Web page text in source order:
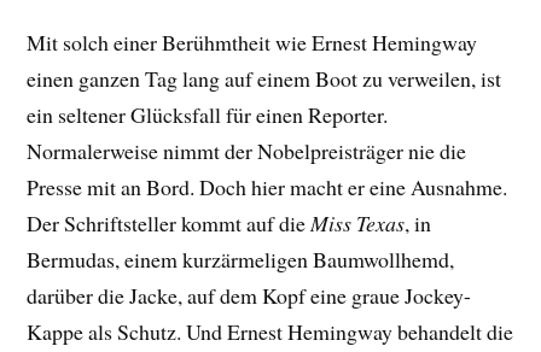
Mit solch einer Berühmtheit wie Ernest Hemingway
einen ganzen Tag lang auf einem Boot zu verweilen, ist
ein seltener Glücksfall für einen Reporter.
Normalerweise nimmt der Nobelpreisträger nie die
Presse mit an Bord. Doch hier macht er eine Ausnahme.
Der Schriftsteller kommt auf dieMiss Texas, in
Bermudas, einem kurzärmeligen Baumwollhemd,
darüber die Jacke, auf dem Kopf eine graue Jockey-
Kappe als Schutz. Und Ernest Hemingway behandelt die